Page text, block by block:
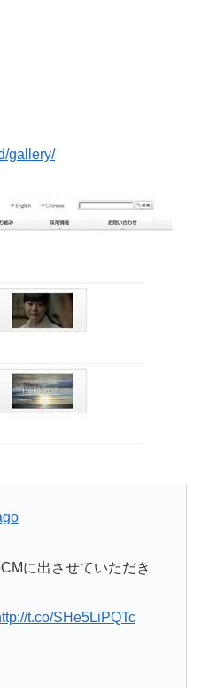
gallery/
に出させていただき
t.co/SHe5LiPQTc